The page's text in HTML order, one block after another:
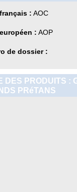
: AOC
: AOP
de dossier :
DES PRODUITS :
PRéTANS